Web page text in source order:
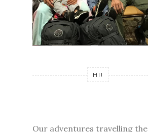
HI!
Our adventures travelling the